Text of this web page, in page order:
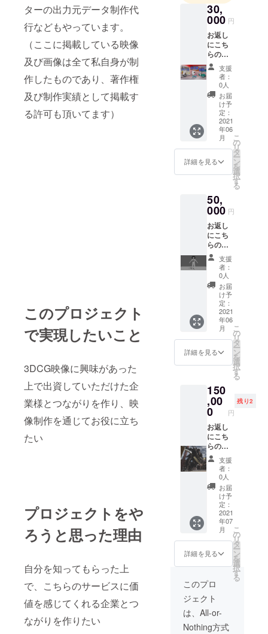
ターの出力元データ制作代
行などもやっています。
（ここに掲載している映像
及び画像は全て私自身が制
作したものであり、著作権
及び制作実績として掲載す
る許可も頂いてます）
このプロジェクト
で実現したいこと
3DCG映像に興味があった
上で出資していただけた企
業様とつながりを作り、映
像制作を通じてお役に立ち
たい
プロジェクトをや
ろうと思った理由
自分を知ってもらった上
で、こちらのサービスに価
値を感じてくれる企業とつ
ながりを作りたい
30,
000 円
お返し
にこち
らの
サービ
スのう
ちどれ
か一つ
をデー
タ形式
で提供
します
・10秒
の映像
を制作
・ピカ
チュー
簡単な
3Dプリ
ンター
の出力
データ
のうち
どちら
支援
者：
0人
お届
け予
定：
2021
年06
月
詳細を見る
こ
の
リ
タ
ー
ン
を
選
択
す
る
50,
000 円
お返し
にこち
らの
サービ
スのう
ちどれ
か一つ
をデー
タ形式
提供し
ます ・
30秒の
映像を
制作 ・
オカザ
えもん
3Dプリ
ンター
の出力
データ
・家・
マン
ション
の外観
や内装
3DCG
で再現
（完成
前のイ
メージ
でもOK
です）
支援
者：
0人
お届
け予
定：
2021
年06
月
詳細を見る
こ
の
リ
タ
ー
ン
を
選
択
す
る
150
,00
0 円
残り2
お返し
にこち
らの
サービ
スをす
べて
データ
形式で
提供し
ます ・
1分の映
像を制
作 ・
キャラ
クター
フィ
ギュア
やスマ
ホケー
スなど
小物の
3Dプリ
支援
者：
0人
お届
け予
定：
2021
年07
月
詳細を見る
こ
の
リ
タ
ー
ン
を
選
択
す
る
このプロ
ジェクト
は、All-or-
Nothing方式